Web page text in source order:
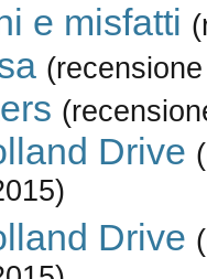
e misfatti
Drive
Drive